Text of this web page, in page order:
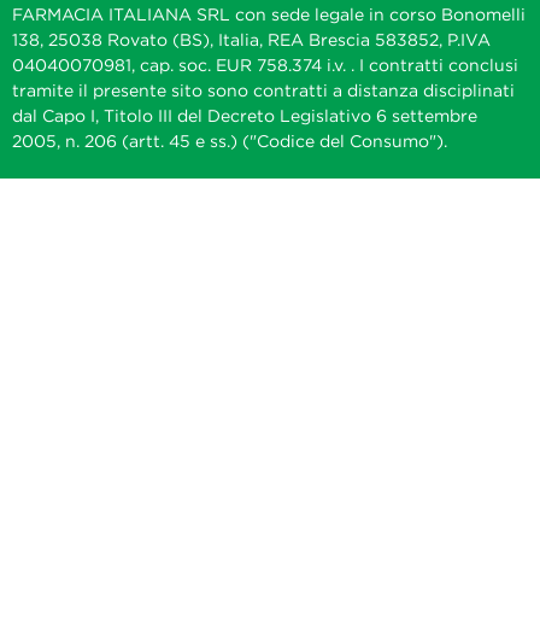
FARMACIA ITALIANA SRL con sede legale in corso Bonomelli
138, 25038 Rovato (BS), Italia, REA Brescia 583852, P.IVA
04040070981, cap. soc. EUR 758.374 i.v. . I contratti conclusi
tramite il presente sito sono contratti a distanza disciplinati
dal Capo I, Titolo III del Decreto Legislativo 6 settembre
2005, n. 206 (artt. 45 e ss.) ("Codice del Consumo").